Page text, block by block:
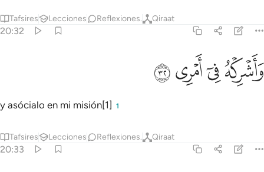
Tafsires Lecciones Reflexiones. Qiraat
20:32
واشركه في امري ٣٢
وَأَشْرِكْهُ فِىٓ أَمْرِى ٣٢
ﳅﳆﳇﳈ
y asócialo en mi misión[1] 1
Tafsires Lecciones Reflexiones. Qiraat
20:33